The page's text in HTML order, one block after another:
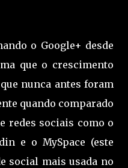
o Google+ desde
que o crescimento
nunca antes foram
quando comparado
redes sociais como o
e o MySpace (este
social mais usada no